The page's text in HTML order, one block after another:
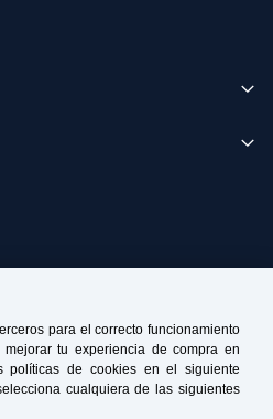
para el correcto funcionamiento
tu experiencia de compra en
políticas de cookies en el siguiente
cualquiera de las siguientes